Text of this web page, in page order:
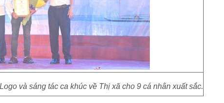
và sáng tác ca khúc về Thị xã cho 9 cá nhân xuất sắc.